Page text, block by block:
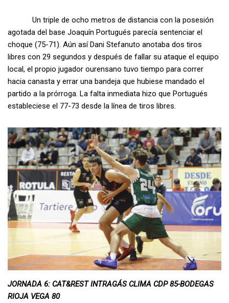
Un triple de ocho metros de distancia con la posesión
agotada del base Joaquín Portugués parecía sentenciar el
choque (75-71). Aún así Dani Stefanuto anotaba dos tiros
libres con 29 segundos y después de fallar su ataque el equipo
local, el propio jugador ourensano tuvo tiempo para correr
hacia canasta y errar una bandeja que hubiese mandado el
partido a la prórroga. La falta inmediata hizo que Portugués
estableciese el 77-73 desde la línea de tiros libres.
JORNADA 6: CAT&REST INTRAGÁS CLIMA CDP 85-BODEGAS
RIOJA VEGA 80